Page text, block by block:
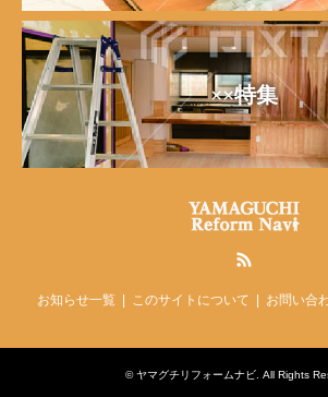
××特集
お知らせ一覧 このサイトについて お問い合
©ヤマグチリフォームナビ. All Rights